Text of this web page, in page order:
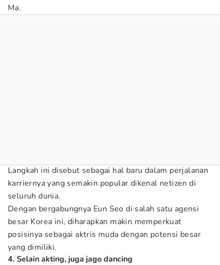
Ma.
Langkah ini disebut sebagai hal baru dalam perjalanan
karriernya yang semakin popular dikenal netizen di
seluruh dunia.
Dengan bergabungnya Eun Seo di salah satu agensi
besar Korea ini, diharapkan makin memperkuat
posisinya sebagai aktris muda dengan potensi besar
yang dimiliki.
4. Selain akting, juga jago dancing